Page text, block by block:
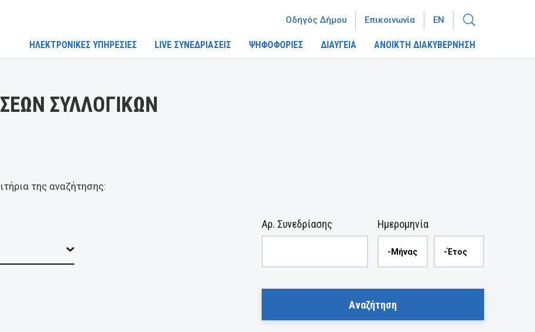
ΗΛΕΚΤΡΟΝΙΚΕΣ ΥΠΗΡΕΣΙΕΣ LIVE ΣΥΝΕΔΡΙΑΣΕΙΣ ΨΗΦΟΦΟΡΙΕΣ ΔΙΑΥΓΕΙΑ ΑΝΟΙΚΤΗ ΔΙΑΚΥΒΕΡΝΗΣΗ
Οδηγός Δήμου Επικοινωνία EN
ΣΥΛΛΟΓΙΚΩΝ
της αναζήτησης:
Ημερομηνία
Αρ. Συνεδρίασης